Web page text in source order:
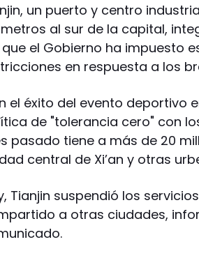
un puerto y centro
al sur de la capital,
que el Gobierno ha impuesto
en respuesta a los
el éxito del evento deportivo
de "tolerancia cero" con
pasado tiene a más de 20
central de Xi’an y otras
Tianjin suspendió los
a otras ciudades,